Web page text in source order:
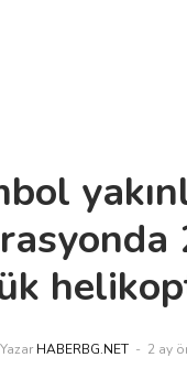
Yazar HABERBG.NET 2 ay